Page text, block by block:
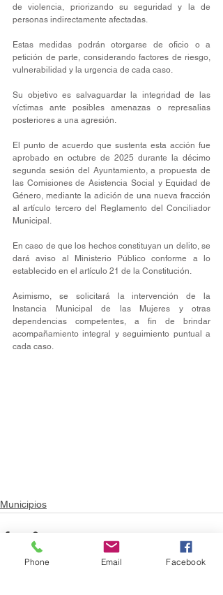
de violencia, priorizando su seguridad y la de
personas indirectamente afectadas.
Estas medidas podrán otorgarse de oficio o a
petición de parte, considerando factores de riesgo,
vulnerabilidad y la urgencia de cada caso.
Su objetivo es salvaguardar la integridad de las
víctimas ante posibles amenazas o represalias
posteriores a una agresión.
El punto de acuerdo que sustenta esta acción fue
aprobado en octubre de 2025 durante la décimo
segunda sesión del Ayuntamiento, a propuesta de
las Comisiones de Asistencia Social y Equidad de
Género, mediante la adición de una nueva fracción
al artículo tercero del Reglamento del Conciliador
Municipal.
En caso de que los hechos constituyan un delito, se
dará aviso al Ministerio Público conforme a lo
establecido en el artículo 21 de la Constitución.
Asimismo, se solicitará la intervención de la
Instancia Municipal de las Mujeres y otras
dependencias competentes, a fin de brindar
acompañamiento integral y seguimiento puntual a
cada caso.
Municipios
Phone Email Facebook